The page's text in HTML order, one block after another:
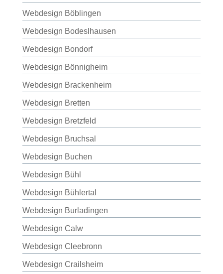
Webdesign Böblingen
Webdesign Bodeslhausen
Webdesign Bondorf
Webdesign Bönnigheim
Webdesign Brackenheim
Webdesign Bretten
Webdesign Bretzfeld
Webdesign Bruchsal
Webdesign Buchen
Webdesign Bühl
Webdesign Bühlertal
Webdesign Burladingen
Webdesign Calw
Webdesign Cleebronn
Webdesign Crailsheim